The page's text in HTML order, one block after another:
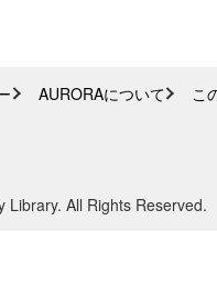
AURORAについて こ
All Rights Reserved.